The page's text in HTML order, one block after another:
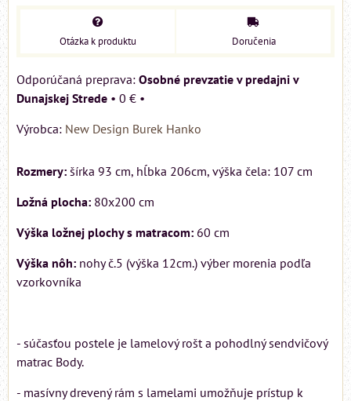
Otázka k produktu Doručenia
Osobné prevzatie v predajni v
Dunajskej Strede • 0 € •
Výrobca: New Design Burek Hanko
Rozmery: šírka 93 cm, hĺbka 206cm, výška čela: 107 cm
Ložná plocha: 80x200 cm
Výška ložnej plochy s matracom: 60 cm
Výška nôh: nohy č.5 (výška 12cm.) výber morenia podľa
vzorkovníka
- súčasťou postele je lamelový rošt a pohodlný sendvičový
matrac Body.
- masívny drevený rám s lamelami umožňuje prístup k